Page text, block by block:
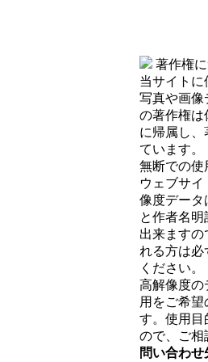
著作権
当サイト
写真や画像
の著作権は
に帰属し
ています。
無断での使
ウェブサ
像度データ
と作者名
出来ますの
れる方は必
ください。
高解像度の
用をご希望
す。使用目
ので、ご相
問い合わ